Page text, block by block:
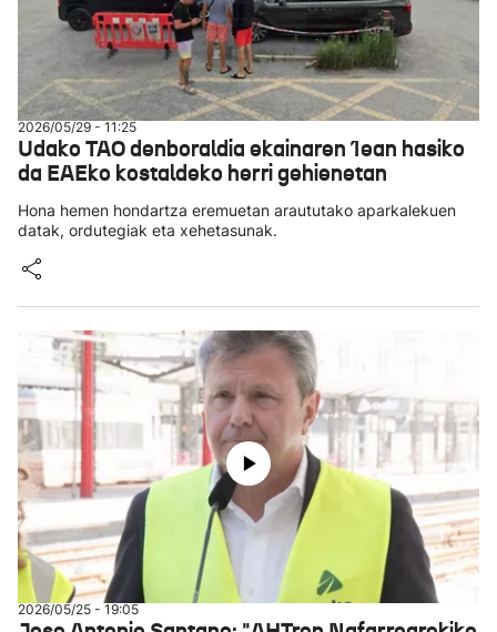
2026/05/29 - 11:25
Udako TAO denboraldia ekainaren 1ean hasiko
da EAEko kostaldeko herri gehienetan
Hona hemen hondartza eremuetan araututako aparkalekuen
datak, ordutegiak eta xehetasunak.
2026/05/25 - 19:05